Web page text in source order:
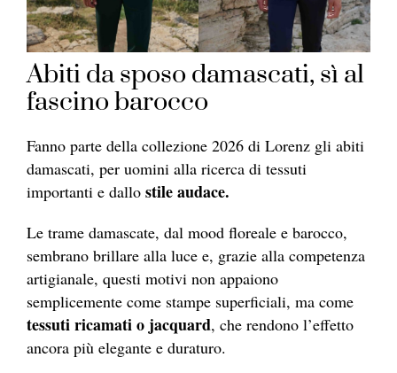
Abiti da sposo damascati, sì al
fascino barocco
Fanno parte della collezione 2026 di Lorenz gli abiti
damascati, per uomini alla ricerca di tessuti
importanti e dallo stile audace.
Le trame damascate, dal mood floreale e barocco,
sembrano brillare alla luce e, grazie alla competenza
artigianale, questi motivi non appaiono
semplicemente come stampe superficiali, ma come
tessuti ricamati o jacquard, che rendono l’effetto
ancora più elegante e duraturo.